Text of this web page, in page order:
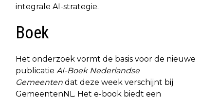
integrale AI-strategie.
Boek
Het onderzoek vormt de basis voor de nieuwe
publicatie AI-Boek Nederlandse
Gemeenten dat deze week verschijnt bij
GemeentenNL. Het e-book biedt een